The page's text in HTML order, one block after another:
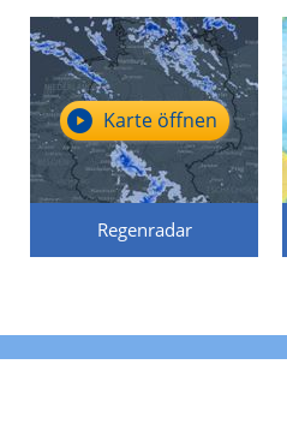
Regenradar
Karte öffnen